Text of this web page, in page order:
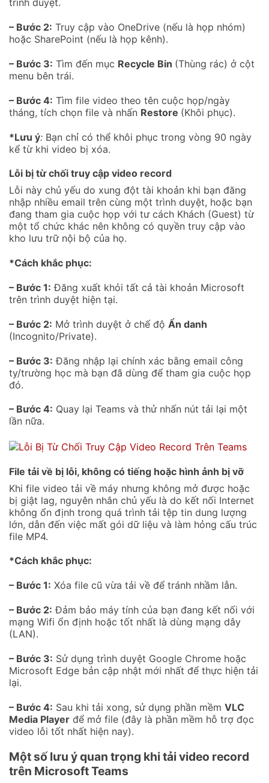
trình duyệt.
– Bước 2: Truy cập vào OneDrive (nếu là họp nhóm)
hoặc SharePoint (nếu là họp kênh).
– Bước 3: Tìm đến mục Recycle Bin (Thùng rác) ở cột
menu bên trái.
– Bước 4: Tìm file video theo tên cuộc họp/ngày
tháng, tích chọn file và nhấn Restore (Khôi phục).
*Lưu ý: Bạn chỉ có thể khôi phục trong vòng 90 ngày
kể từ khi video bị xóa.
Lỗi bị từ chối truy cập video record
Lỗi này chủ yếu do xung đột tài khoản khi bạn đăng
nhập nhiều email trên cùng một trình duyệt, hoặc bạn
đang tham gia cuộc họp với tư cách Khách (Guest) từ
một tổ chức khác nên không có quyền truy cập vào
kho lưu trữ nội bộ của họ.
*Cách khắc phục:
– Bước 1: Đăng xuất khỏi tất cả tài khoản Microsoft
trên trình duyệt hiện tại.
– Bước 2: Mở trình duyệt ở chế độ Ẩn danh
(Incognito/Private).
– Bước 3: Đăng nhập lại chính xác bằng email công
ty/trường học mà bạn đã dùng để tham gia cuộc họp
đó.
– Bước 4: Quay lại Teams và thử nhấn nút tải lại một
lần nữa.
File tải về bị lỗi, không có tiếng hoặc hình ảnh bị vỡ
Khi file video tải về máy nhưng không mở được hoặc
bị giật lag, nguyên nhân chủ yếu là do kết nối Internet
không ổn định trong quá trình tải tệp tin dung lượng
lớn, dẫn đến việc mất gói dữ liệu và làm hỏng cấu trúc
file MP4.
*Cách khắc phục:
– Bước 1: Xóa file cũ vừa tải về để tránh nhầm lẫn.
– Bước 2: Đảm bảo máy tính của bạn đang kết nối với
mạng Wifi ổn định hoặc tốt nhất là dùng mạng dây
(LAN).
– Bước 3: Sử dụng trình duyệt Google Chrome hoặc
Microsoft Edge bản cập nhật mới nhất để thực hiện tải
lại.
– Bước 4: Sau khi tải xong, sử dụng phần mềm VLC
Media Player để mở file (đây là phần mềm hỗ trợ đọc
video lỗi tốt nhất hiện nay).
Một số lưu ý quan trọng khi tải video record
trên Microsoft Teams